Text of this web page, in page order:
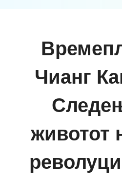
Чианг
животот